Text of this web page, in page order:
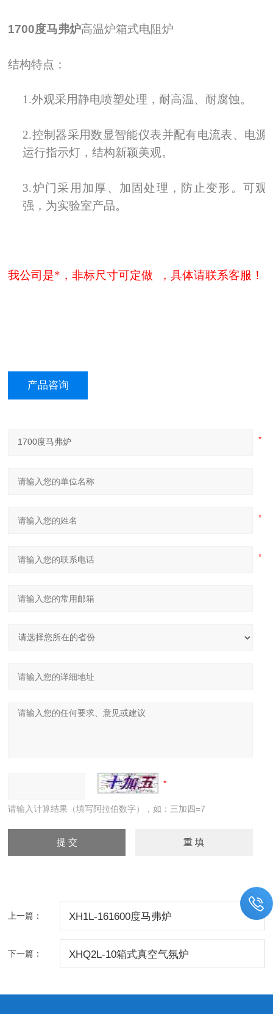
1700度马弗炉高温炉箱式电阻炉
结构特点：
1.外观采用静电喷塑处理，耐高温、耐腐蚀。
2.控制器采用数显智能仪表并配有电流表、电源
运行指示灯，结构新颖美观。
3.炉门采用加厚、加固处理，防止变形。可观
强，为实验室产品。
我公司是*，非标尺寸可定做 ，具体请联系客服！
产品咨询
请输入计算结果（填写阿拉伯数字），如：三加四=7
上一篇： XH1L-161600度马弗炉
下一篇： XHQ2L-10箱式真空气氛炉